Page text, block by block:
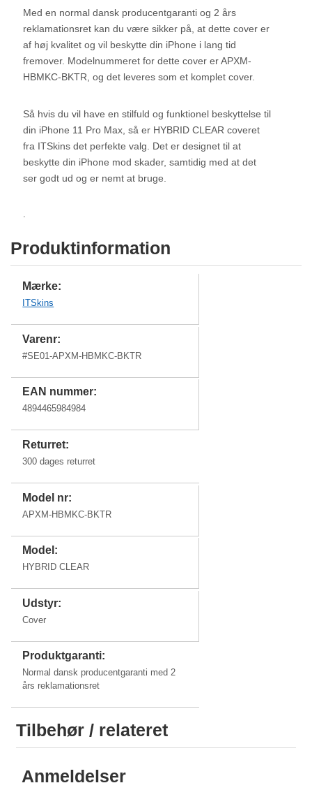
Med en normal dansk producentgaranti og 2 års
reklamationsret kan du være sikker på, at dette cover er
af høj kvalitet og vil beskytte din iPhone i lang tid
fremover. Modelnummeret for dette cover er APXM-
HBMKC-BKTR, og det leveres som et komplet cover.
Så hvis du vil have en stilfuld og funktionel beskyttelse til
din iPhone 11 Pro Max, så er HYBRID CLEAR coveret
fra ITSkins det perfekte valg. Det er designet til at
beskytte din iPhone mod skader, samtidig med at det
ser godt ud og er nemt at bruge.
.
Produktinformation
Mærke:
ITSkins
Varenr:
#SE01-APXM-HBMKC-BKTR
EAN nummer:
4894465984984
Returret:
300 dages returret
Model nr:
APXM-HBMKC-BKTR
Model:
HYBRID CLEAR
Udstyr:
Cover
Produktgaranti:
Normal dansk producentgaranti med 2
års reklamationsret
Tilbehør / relateret
Anmeldelser